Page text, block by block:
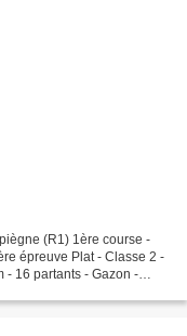
épreuve Plat - Classe 2 -
- 16 partants - Gazon -